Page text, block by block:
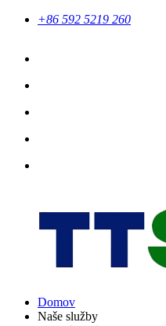
+86 592 5219 260
Domov
Naše služby